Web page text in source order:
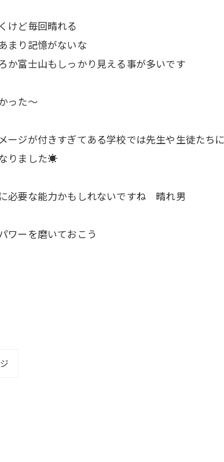
けど毎回晴れる
まり記憶がないな
か富士山もしっかり見える事が多いです
った〜
ージが付きすぎてある学校では先生や生徒た
りました☀️
必要な能力かもしれないですね 晴れ男
ワーを磨いておこう